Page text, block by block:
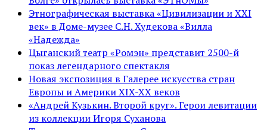
Этнографическая выставка «Цивилизации и ХХI
век» в Доме-музее С.Н. Худекова «Вилла
«Надежда»
Цыганский театр «Ромэн» представит 2500-й
показ легендарного спектакля
Новая экспозиция в Галерее искусства стран
Европы и Америки XIX-XX веков
«Андрей Кузькин. Второй круг». Герои левитации
из коллекции Игоря Суханова